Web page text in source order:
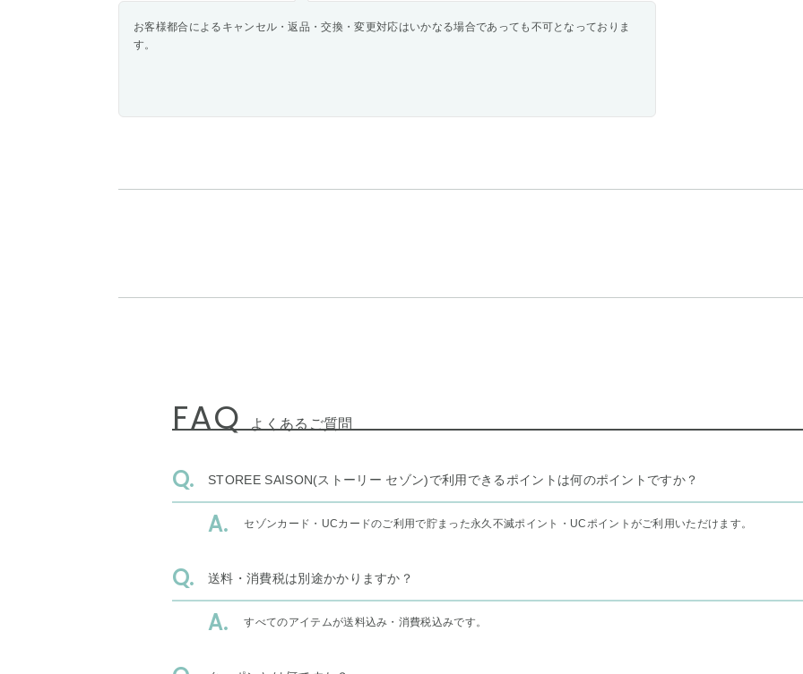
お客様都合によるキャンセル・返品・交換・変更対応はいかなる場合であっても不可となっておりま
す。
FAQ よくあるご質問
STOREE SAISON(ストーリー セゾン)で利用できるポイントは何のポイントですか？
セゾンカード・UCカードのご利用で貯まった永久不滅ポイント・UCポイントがご利用いただけます。
送料・消費税は別途かかりますか？
すべてのアイテムが送料込み・消費税込みです。